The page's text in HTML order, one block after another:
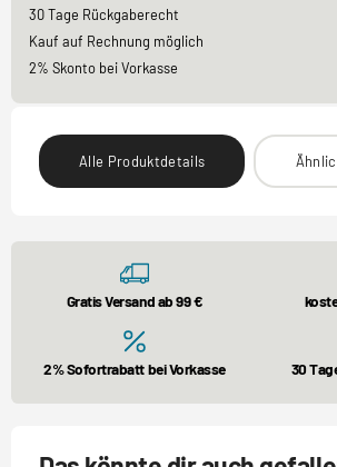
30 Tage Rückgaberecht
Kauf auf Rechnung möglich
2% Skonto bei Vorkasse
Alle Produktdetails
Gratis Versand ab 99 €
2% Sofortrabatt bei Vorkasse 30